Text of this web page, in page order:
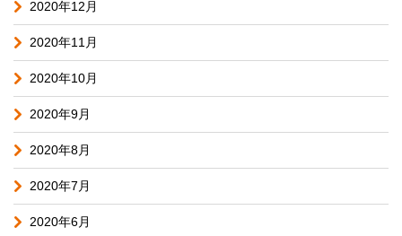
2020年12月
2020年11月
2020年10月
2020年9月
2020年8月
2020年7月
2020年6月